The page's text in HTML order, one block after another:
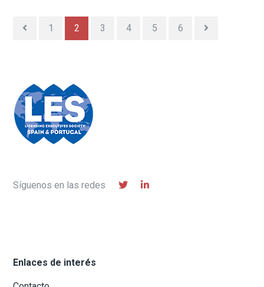
1 2 3 4 5 6
Síguenos en las redes
Enlaces de interés